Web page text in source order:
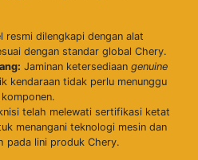
resmi dilengkapi dengan alat
dengan standar global Chery.
Jaminan ketersediaan genuine
kendaraan tidak perlu menunggu
telah melewati sertifikasi ketat
menangani teknologi mesin dan
pada lini produk Chery.